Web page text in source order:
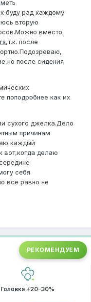
буду рад каждому
вторую
вместо
,т.к. после
после сидения
поподробнее как их
сухого джелка.Дело
причинам
каждый
вот,когда делаю
себя
все равно не
РЕКОМЕНДУЕМ
Головка +20–30%